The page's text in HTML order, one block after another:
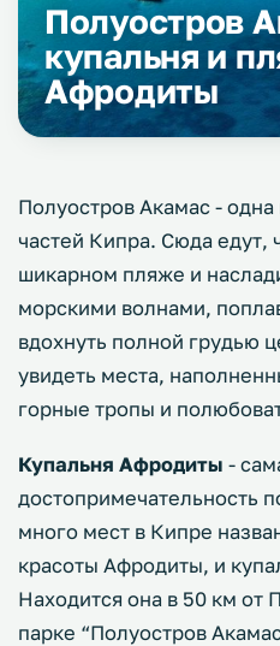
Полуостров
купальня и
Афродиты
Полуостров Акамас -
частей Кипра. Сюда едут,
шикарном пляже и
морскими волнами,
вдохнуть полной грудью
увидеть места,
горные тропы и
Купальня Афродиты -
достопримечательность
много мест в Кипре
красоты Афродиты, и
Находится она в 50 км от
парке “Полуостров